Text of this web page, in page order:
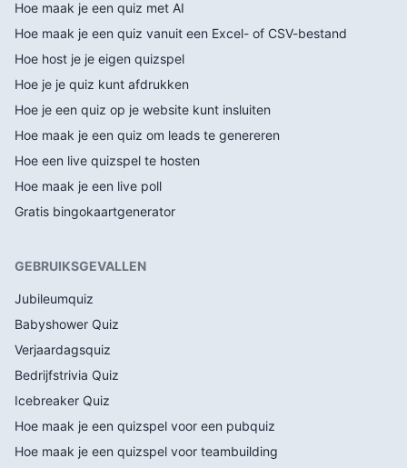
Hoe maak je een quiz met AI
Hoe maak je een quiz vanuit een Excel- of CSV-bestand
Hoe host je je eigen quizspel
Hoe je je quiz kunt afdrukken
Hoe je een quiz op je website kunt insluiten
Hoe maak je een quiz om leads te genereren
Hoe een live quizspel te hosten
Hoe maak je een live poll
Gratis bingokaartgenerator
GEBRUIKSGEVALLEN
Jubileumquiz
Babyshower Quiz
Verjaardagsquiz
Bedrijfstrivia Quiz
Icebreaker Quiz
Hoe maak je een quizspel voor een pubquiz
Hoe maak je een quizspel voor teambuilding